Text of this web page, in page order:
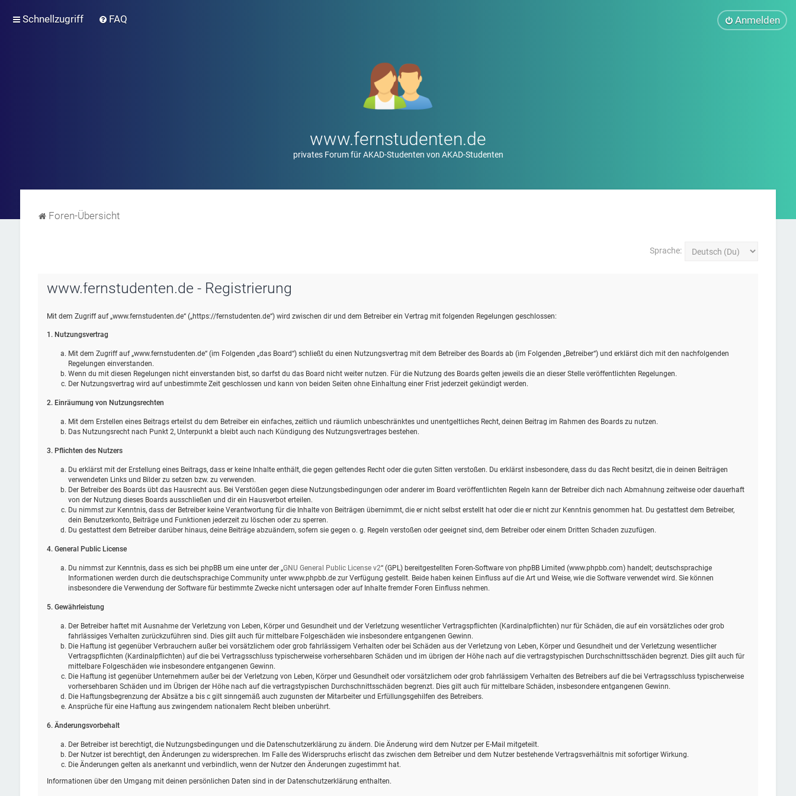
Schnellzugriff FAQ Anmelden
www.fernstudenten.de
privates Forum für AKAD-Studenten von AKAD-Studenten
Foren-Übersicht
Sprache:
www.fernstudenten.de - Registrierung
Mit dem Zugriff auf „www.fernstudenten.de“ („https://fernstudenten.de“) wird zwischen dir und dem Betreiber ein Vertrag mit folgenden Regelungen geschlossen:
1. Nutzungsvertrag
Mit dem Zugriff auf „www.fernstudenten.de“ (im Folgenden „das Board“) schließt du einen Nutzungsvertrag mit dem Betreiber des Boards ab (im Folgenden „Betreiber“) und erklärst dich mit den nachfolgenden
Regelungen einverstanden.
Wenn du mit diesen Regelungen nicht einverstanden bist, so darfst du das Board nicht weiter nutzen. Für die Nutzung des Boards gelten jeweils die an dieser Stelle veröffentlichten Regelungen.
Der Nutzungsvertrag wird auf unbestimmte Zeit geschlossen und kann von beiden Seiten ohne Einhaltung einer Frist jederzeit gekündigt werden.
2. Einräumung von Nutzungsrechten
Mit dem Erstellen eines Beitrags erteilst du dem Betreiber ein einfaches, zeitlich und räumlich unbeschränktes und unentgeltliches Recht, deinen Beitrag im Rahmen des Boards zu nutzen.
Das Nutzungsrecht nach Punkt 2, Unterpunkt a bleibt auch nach Kündigung des Nutzungsvertrages bestehen.
3. Pflichten des Nutzers
Du erklärst mit der Erstellung eines Beitrags, dass er keine Inhalte enthält, die gegen geltendes Recht oder die guten Sitten verstoßen. Du erklärst insbesondere, dass du das Recht besitzt, die in deinen Beiträgen
verwendeten Links und Bilder zu setzen bzw. zu verwenden.
Der Betreiber des Boards übt das Hausrecht aus. Bei Verstößen gegen diese Nutzungsbedingungen oder anderer im Board veröffentlichten Regeln kann der Betreiber dich nach Abmahnung zeitweise oder dauerhaft
von der Nutzung dieses Boards ausschließen und dir ein Hausverbot erteilen.
Du nimmst zur Kenntnis, dass der Betreiber keine Verantwortung für die Inhalte von Beiträgen übernimmt, die er nicht selbst erstellt hat oder die er nicht zur Kenntnis genommen hat. Du gestattest dem Betreiber,
dein Benutzerkonto, Beiträge und Funktionen jederzeit zu löschen oder zu sperren.
Du gestattest dem Betreiber darüber hinaus, deine Beiträge abzuändern, sofern sie gegen o. g. Regeln verstoßen oder geeignet sind, dem Betreiber oder einem Dritten Schaden zuzufügen.
4. General Public License
Du nimmst zur Kenntnis, dass es sich bei phpBB um eine unter der „GNU General Public License v2“ (GPL) bereitgestellten Foren-Software von phpBB Limited (www.phpbb.com) handelt; deutschsprachige
Informationen werden durch die deutschsprachige Community unter www.phpbb.de zur Verfügung gestellt. Beide haben keinen Einfluss auf die Art und Weise, wie die Software verwendet wird. Sie können
insbesondere die Verwendung der Software für bestimmte Zwecke nicht untersagen oder auf Inhalte fremder Foren Einfluss nehmen.
5. Gewährleistung
Der Betreiber haftet mit Ausnahme der Verletzung von Leben, Körper und Gesundheit und der Verletzung wesentlicher Vertragspflichten (Kardinalpflichten) nur für Schäden, die auf ein vorsätzliches oder grob
fahrlässiges Verhalten zurückzuführen sind. Dies gilt auch für mittelbare Folgeschäden wie insbesondere entgangenen Gewinn.
Die Haftung ist gegenüber Verbrauchern außer bei vorsätzlichem oder grob fahrlässigem Verhalten oder bei Schäden aus der Verletzung von Leben, Körper und Gesundheit und der Verletzung wesentlicher
Vertragspflichten (Kardinalpflichten) auf die bei Vertragsschluss typischerweise vorhersehbaren Schäden und im übrigen der Höhe nach auf die vertragstypischen Durchschnittsschäden begrenzt. Dies gilt auch für
mittelbare Folgeschäden wie insbesondere entgangenen Gewinn.
Die Haftung ist gegenüber Unternehmern außer bei der Verletzung von Leben, Körper und Gesundheit oder vorsätzlichem oder grob fahrlässigem Verhalten des Betreibers auf die bei Vertragsschluss typischerweise
vorhersehbaren Schäden und im Übrigen der Höhe nach auf die vertragstypischen Durchschnittsschäden begrenzt. Dies gilt auch für mittelbare Schäden, insbesondere entgangenen Gewinn.
Die Haftungsbegrenzung der Absätze a bis c gilt sinngemäß auch zugunsten der Mitarbeiter und Erfüllungsgehilfen des Betreibers.
Ansprüche für eine Haftung aus zwingendem nationalem Recht bleiben unberührt.
6. Änderungsvorbehalt
Der Betreiber ist berechtigt, die Nutzungsbedingungen und die Datenschutzerklärung zu ändern. Die Änderung wird dem Nutzer per E-Mail mitgeteilt.
Der Nutzer ist berechtigt, den Änderungen zu widersprechen. Im Falle des Widerspruchs erlischt das zwischen dem Betreiber und dem Nutzer bestehende Vertragsverhältnis mit sofortiger Wirkung.
Die Änderungen gelten als anerkannt und verbindlich, wenn der Nutzer den Änderungen zugestimmt hat.
Informationen über den Umgang mit deinen persönlichen Daten sind in der Datenschutzerklärung enthalten.